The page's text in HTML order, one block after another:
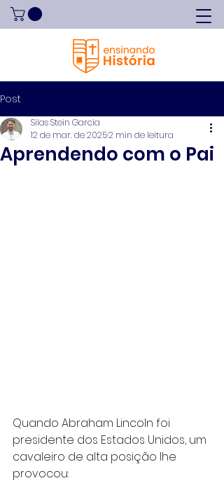
Post
Aprendendo com o Pai
Silas Stein Garcia
12 de mar. de 20252 min de leitura
Quando Abraham Lincoln foi
presidente dos Estados Unidos, um
cavaleiro de alta posição lhe
provocou: